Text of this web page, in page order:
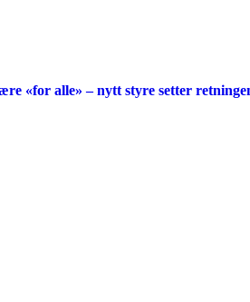
«for alle» – nytt styre setter